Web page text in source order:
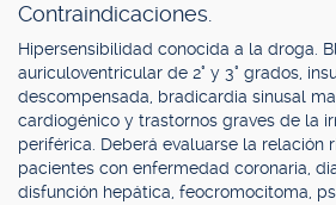
Contraindicaciones.
Hipersensibilidad conocida a la droga.
auriculoventricular de 2° y 3° grados,
descompensada, bradicardia sinusal
cardiogénico y trastornos graves de la
periférica. Deberá evaluarse la relación
pacientes con enfermedad coronaria,
disfunción hepática, feocromocitoma,